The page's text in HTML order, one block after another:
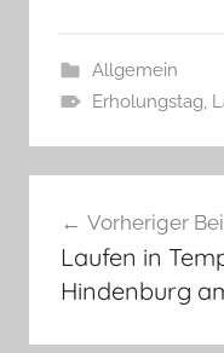
Allgemein
Erholungstag,
Vorheriger
Laufen in
Hindenburg